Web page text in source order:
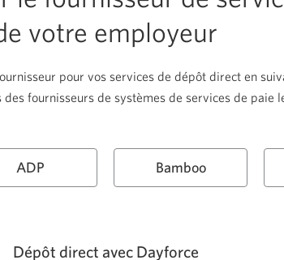
votre employeur
pour vos services de dépôt direct en
fournisseurs de systèmes de services de paie
ADP Bamboo
Dépôt direct avec Dayforce